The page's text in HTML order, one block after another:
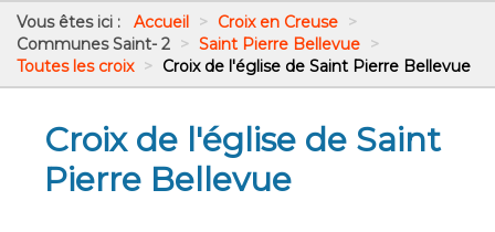
Vous êtes ici : Accueil > Croix en Creuse >
Communes Saint- 2 > Saint Pierre Bellevue >
Toutes les croix > Croix de l'église de Saint Pierre Bellevue
Croix de l'église de Saint
Pierre Bellevue